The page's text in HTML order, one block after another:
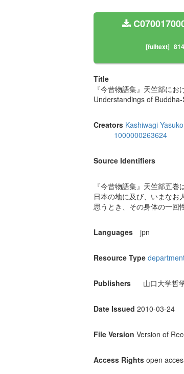
[fulltext]
Title
『今昔物語集』天竺部に
Understandings of
Creators Kashiwagi Yasuko
1000000263624
Source Identifiers
『今昔物語集』天竺部五
日本の地に及び、いまなお
思うとき、その身体の一回
Languages jpn
Resource Type
Publishers 山口大学哲
Date Issued 2010-03-24
File Version Version of
Access Rights open